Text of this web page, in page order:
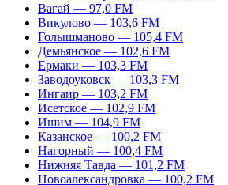
Вагай — 97,0 FM
Викулово — 103,6 FM
Голышманово — 105,4 FM
Демьянское — 102,6 FM
Ермаки — 103,3 FM
Заводоуковск — 103,3 FM
Ингаир — 103,2 FM
Исетское — 102,9 FM
Ишим — 104,9 FM
Казанское — 100,2 FM
Нагорный — 100,4 FM
Нижняя Тавда — 101,2 FM
Новоалександровка — 100,2 FM